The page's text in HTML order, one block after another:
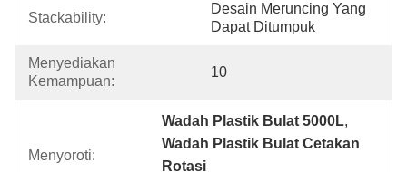
Stackability:
Desain Meruncing Yang
Dapat Ditumpuk
Menyediakan
Kemampuan:
10
Menyoroti:
Wadah Plastik Bulat 5000L,
Wadah Plastik Bulat Cetakan
Rotasi